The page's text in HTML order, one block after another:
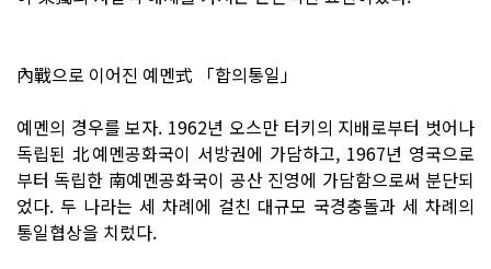
內戰으로 이어진 예멘式 「합의통일」
예멘의 경우를 보자. 1962년 오스만 터키의 지배로부터 벗어나
독립된 北예멘공화국이 서방권에 가담하고, 1967년 영국으로
부터 독립한 南예멘공화국이 공산 진영에 가담함으로써 분단되
었다. 두 나라는 세 차례에 걸친 대규모 국경충돌과 세 차례의
통일협상을 치렀다.